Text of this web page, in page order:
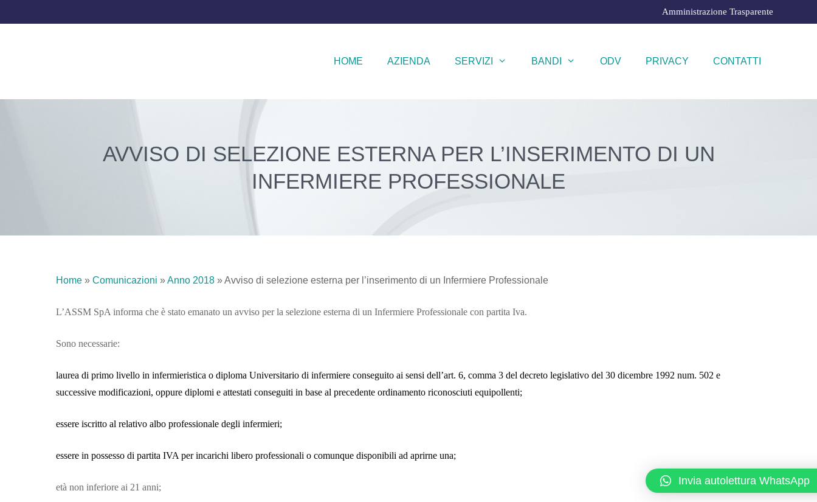
Amministrazione Trasparente
HOME AZIENDA SERVIZI BANDI ODV PRIVACY CONTATTI
AVVISO DI SELEZIONE ESTERNA PER L’INSERIMENTO DI UN
INFERMIERE PROFESSIONALE
Home » Comunicazioni »Anno 2018 »Avviso di selezione esterna per l’inserimento di un Infermiere Professionale
L’ASSM SpA informa che è stato emanato un avviso per la selezione esterna di un Infermiere Professionale con partita Iva.
Sono necessarie:
laurea di primo livello in infermieristica o diploma Universitario di infermiere conseguito ai sensi dell’art. 6, comma 3 del decreto legislativo del 30 dicembre 1992 num. 502 e
successive modificazioni, oppure diplomi e attestati conseguiti in base al precedente ordinamento riconosciuti equipollenti;
essere iscritto al relativo albo professionale degli infermieri;
essere in possesso di partita IVA per incarichi libero professionali o comunque disponibili ad aprirne una;
età non inferiore ai 21 anni;
Invia autolettura WhatsApp